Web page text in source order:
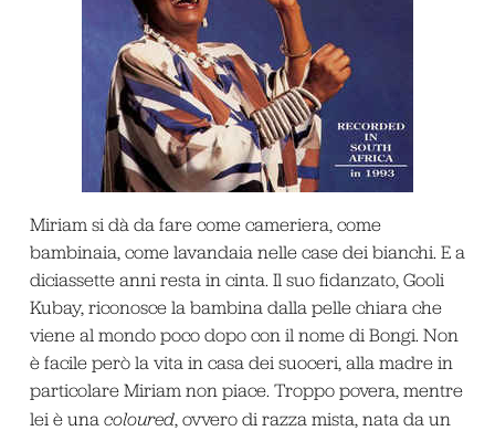
Miriam si dà da fare come cameriera, come
bambinaia, come lavandaia nelle case dei bianchi. E a
diciassette anni resta in cinta. Il suo fidanzato, Gooli
Kubay, riconosce la bambina dalla pelle chiara che
viene al mondo poco dopo con il nome di Bongi. Non
è facile però la vita in casa dei suoceri, alla madre in
particolare Miriam non piace. Troppo povera, mentre
lei è una coloured, ovvero di razza mista, nata da un